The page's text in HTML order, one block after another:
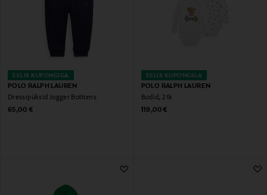
EELIS KUPONGIGA
POLO RALPH LAUREN
Dressipüksid Jogger Bottoms
Original Price
65,00 €
EELIS KUPONGIGA
POLO RALPH LAUREN
Bodid, 2 tk
Original Price
119,00 €